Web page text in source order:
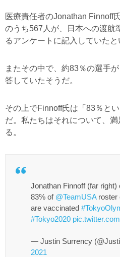
医療責任者のJonathan Finnoff
のうち567人が、日本への渡航
るアンケートに記入していたと
またその中で、約83％の選手
答していたそうだ。
その上でFinnoff氏は「83％と
だ。私たちはそれについて、
る。
Jonathan Finnoff (far
83% of @TeamUSAroster
are vaccinated
#Tokyo2020
— Justin Surrency
2021